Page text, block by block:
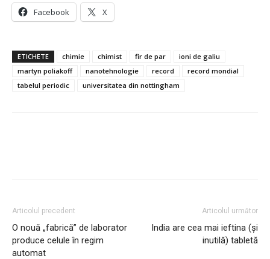
Facebook X
ETICHETE chimie chimist fir de par
ioni de galiu
martyn poliakoff
nanotehnologie record
record mondial
tabelul periodic
universitatea din nottingham
Articolul precedent
O nouă „fabrică” de laborator
produce celule în regim
automat
Articolul următor
India are cea mai ieftina (și
inutilă) tabletă